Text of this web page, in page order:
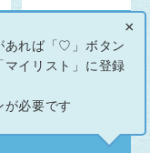
×
あれば「♡」ボタン
マイリスト」に登録
必要です